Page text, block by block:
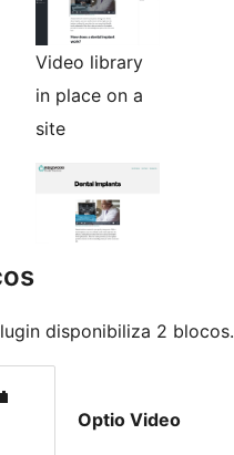
Video library
in place on a
site
disponibiliza 2 blocos.
Optio Video